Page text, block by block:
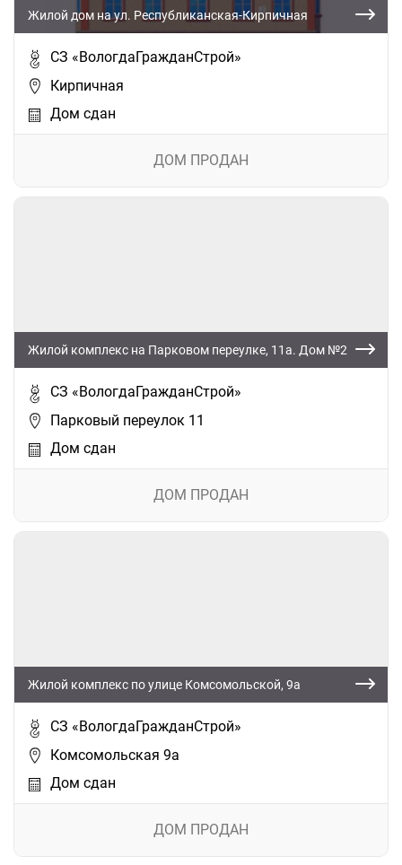
Жилой дом на ул. Республиканская-Кирпичная
СЗ «ВологдаГражданСтрой»
Кирпичная
Дом сдан
ДОМ ПРОДАН
Жилой комплекс на Парковом переулке, 11а. Дом №2
СЗ «ВологдаГражданСтрой»
Парковый переулок 11
Дом сдан
ДОМ ПРОДАН
Жилой комплекс по улице Комсомольской, 9а
СЗ «ВологдаГражданСтрой»
Комсомольская 9а
Дом сдан
ДОМ ПРОДАН